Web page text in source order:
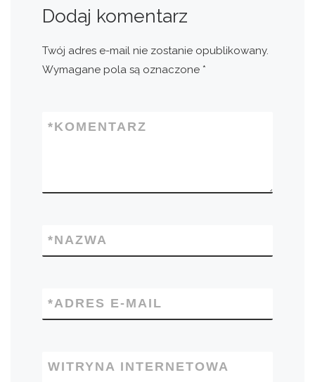
Dodaj komentarz
Twój adres e-mail nie zostanie opublikowany.
Wymagane pola są oznaczone *
KOMENTARZ
*
NAZWA
*
ADRES E-MAIL
*
WITRYNA INTERNETOWA